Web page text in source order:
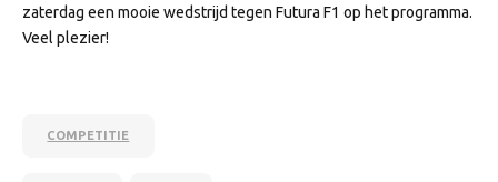
zaterdag een mooie wedstrijd tegen Futura F1 op het programma.
Veel plezier!
COMPETITIE